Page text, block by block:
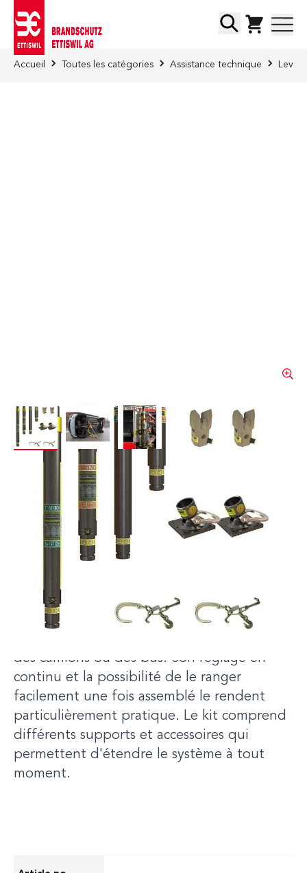
Chercher
Accueil Toutes les catégories Assistance technique
View larger imageView larger imageView larger image
Set de base Paratech
Le kit PARATECH Basic constitue une
des techniques de sauvetage. Il offre une
grande polyvalence et s'utilise aussi bien
des camions ou des bus. Son réglage en
continu et la possibilité de le ranger
facilement une fois assemblé le rendent
particulièrement pratique. Le kit comprend
différents supports et accessoires qui
permettent d'étendre le système à tout
moment.